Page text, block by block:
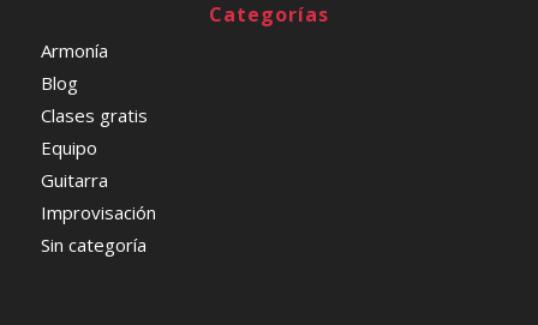
Categorías
Armonía
Blog
Clases gratis
Equipo
Guitarra
Improvisación
Sin categoría